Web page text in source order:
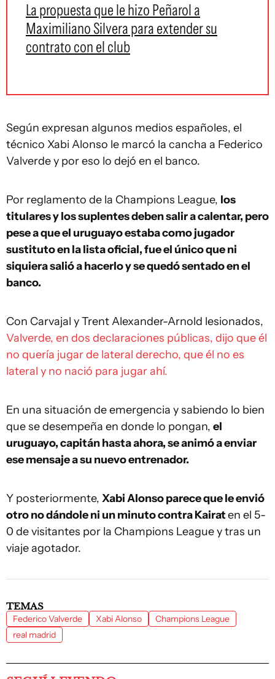
La propuesta que le hizo Peñarol a
Maximiliano Silvera para extender su
contrato con el club
Según expresan algunos medios españoles, el
técnico Xabi Alonso le marcó la cancha a Federico
Valverde y por eso lo dejó en el banco.
Por reglamento de la Champions League, los
titulares y los suplentes deben salir a calentar, pero
pese a que el uruguayo estaba como jugador
sustituto en la lista oficial, fue el único que ni
siquiera salió a hacerlo y se quedó sentado en el
banco.
Con Carvajal y Trent Alexander-Arnold lesionados,
Valverde, en dos declaraciones públicas, dijo que él
no quería jugar de lateral derecho, que él no es
lateral y no nació para jugar ahí.
En una situación de emergencia y sabiendo lo bien
que se desempeña en donde lo pongan, el
uruguayo, capitán hasta ahora, se animó a enviar
ese mensaje a su nuevo entrenador.
Y posteriormente, Xabi Alonso parece que le envió
otro no dándole ni un minuto contra Kairaten el 5-
0 de visitantes por la Champions League y tras un
viaje agotador.
TEMAS
Federico Valverde Xabi Alonso
Champions League
real madrid